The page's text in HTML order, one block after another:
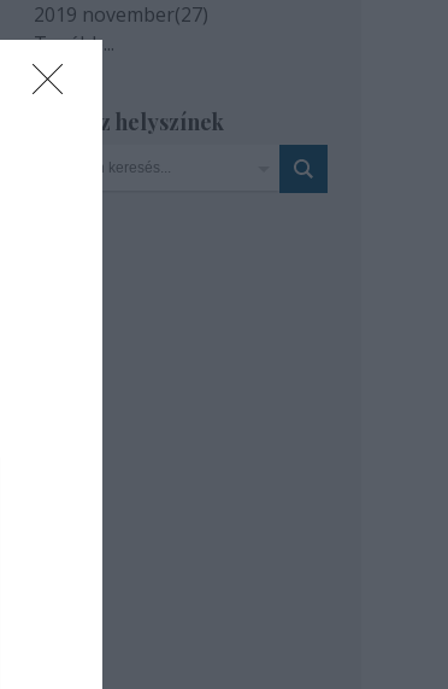
2019 november(27)
Tovább...
Szinház helyszínek